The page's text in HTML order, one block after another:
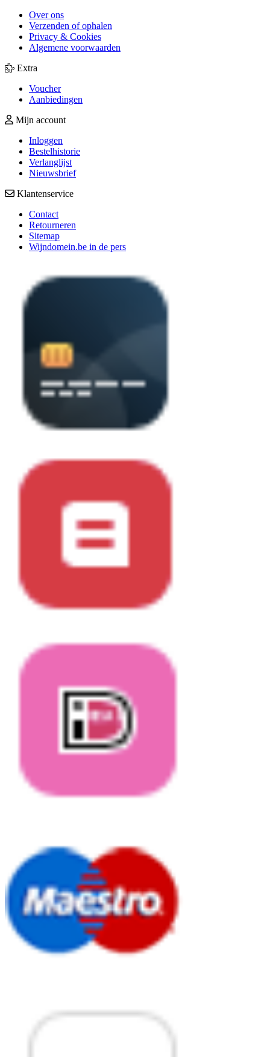
Over ons
Verzenden of ophalen
Privacy & Cookies
Algemene voorwaarden
Extra
Voucher
Aanbiedingen
Mijn account
Inloggen
Bestelhistorie
Verlanglijst
Nieuwsbrief
Klantenservice
Contact
Retourneren
Sitemap
Wijndomein.be in de pers